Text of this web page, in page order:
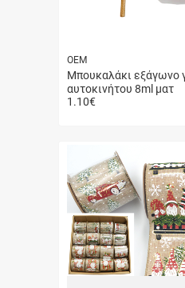
ΟΕΜ
Μπουκαλάκι εξάγωνο
αυτοκινήτου 8ml ματ
1.10€